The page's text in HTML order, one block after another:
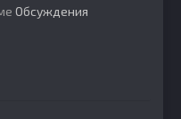
Обсуждения